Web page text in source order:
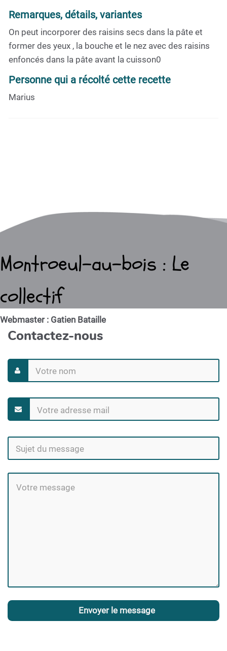
Remarques, détails, variantes
On peut incorporer des raisins secs dans la pâte et
former des yeux , la bouche et le nez avec des raisins
enfoncés dans la pâte avant la cuisson0
Personne qui a récolté cette recette
Marius
Montroeul-au-bois : Le
collectif
Webmaster : Gatien Bataille
Contactez-nous
Envoyer le message